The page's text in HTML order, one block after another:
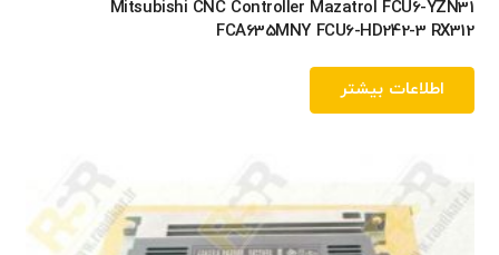
Mitsubishi CNC Controller Mazatrol FCU6-YZN31
FCA635MNY FCU6-HD242-3 RX312
اطلاعات بیشتر